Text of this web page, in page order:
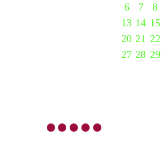
6
7 8
13 14 15
20 21 22
27 28 29